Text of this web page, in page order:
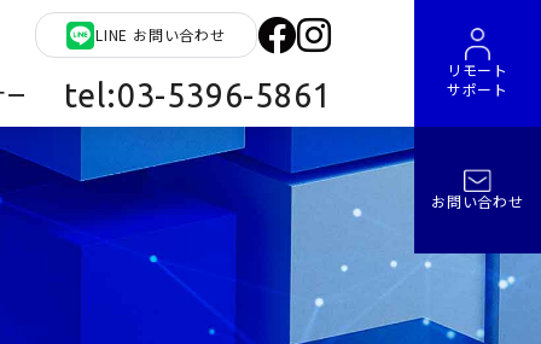
LINE お問い合わせ
tel:03-5396-5861
リモート
サポート
お問い合わせ